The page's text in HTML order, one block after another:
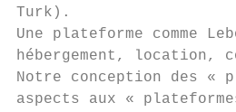
Turk).
Une plateforme comme
hébergement,
Notre conception des «
aspects aux «